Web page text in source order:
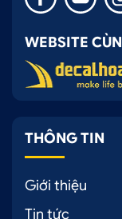
WEBSITE
THÔNG TIN
Giới thiệu
Tin tức